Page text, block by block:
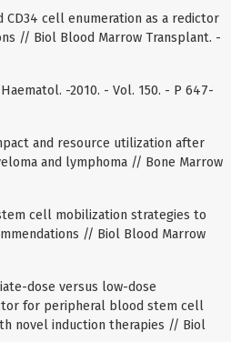
cell enumeration as a redictor
// Biol Blood Marrow Transplant. -
-2010. - Vol. 150. - P 647-
and resource utilization after
and lymphoma // Bone Marrow
cell mobilization strategies to
// Biol Blood Marrow
dose versus low-dose
for peripheral blood stem cell
novel induction therapies // Biol